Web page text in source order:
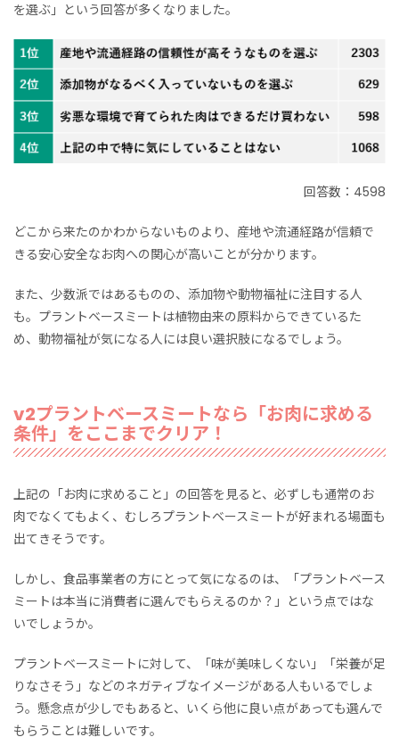
を選ぶ」という回答が多くなりました。
回答数：4598
どこから来たのかわからないものより、産地や流通経路が信頼で
きる安心安全なお肉への関心が高いことが分かります。
また、少数派ではあるものの、添加物や動物福祉に注目する人
も。プラントベースミートは植物由来の原料からできているた
め、動物福祉が気になる人には良い選択肢になるでしょう。
v2プラントベースミートなら「お肉に求める
条件」をここまでクリア！
上記の「お肉に求めること」の回答を見ると、必ずしも通常のお
肉でなくてもよく、むしろプラントベースミートが好まれる場面も
出てきそうです。
しかし、食品事業者の方にとって気になるのは、「プラントベース
ミートは本当に消費者に選んでもらえるのか？」という点ではな
いでしょうか。
プラントベースミートに対して、「味が美味しくない」「栄養が足
りなさそう」などのネガティブなイメージがある人もいるでしょ
う。懸念点が少しでもあると、いくら他に良い点があっても選んで
もらうことは難しいです。